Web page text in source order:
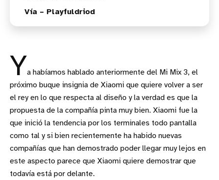
Vía – Playfuldriod
Ya habíamos hablado anteriormente del Mi Mix 3, el
próximo buque insignia de Xiaomi que quiere volver a ser
el rey en lo que respecta al diseño y la verdad es que la
propuesta de la compañía pinta muy bien. Xiaomi fue la
que inició la tendencia por los terminales todo pantalla
como tal y si bien recientemente ha habido nuevas
compañías que han demostrado poder llegar muy lejos en
este aspecto parece que Xiaomi quiere demostrar que
todavía está por delante.